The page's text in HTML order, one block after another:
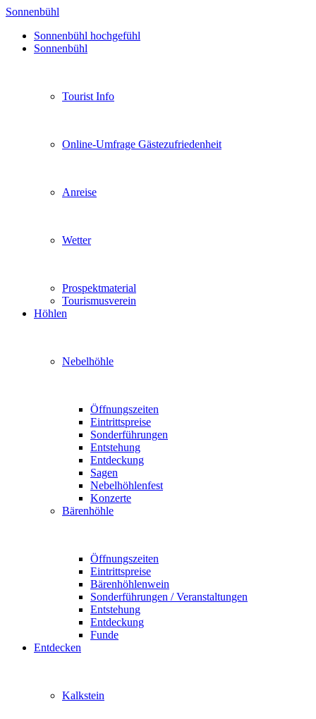
Sonnenbühl
Sonnenbühl hochgefühl
Sonnenbühl
Tourist Info
Online-Umfrage Gästezufriedenheit
Anreise
Wetter
Prospektmaterial
Tourismusverein
Höhlen
Nebelhöhle
Öffnungszeiten
Eintrittspreise
Sonderführungen
Entstehung
Entdeckung
Sagen
Nebelhöhlenfest
Konzerte
Bärenhöhle
Öffnungszeiten
Eintrittspreise
Bärenhöhlenwein
Sonderführungen / Veranstaltungen
Entstehung
Entdeckung
Funde
Entdecken
Kalkstein